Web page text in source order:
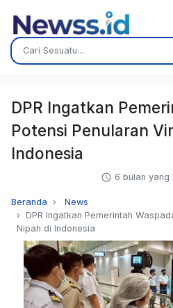
DPR Ingatkan
Potensi Penularan
Indonesia
6 bulan yang
Beranda
News
DPR Ingatkan Pemerintah
Nipah di Indonesia